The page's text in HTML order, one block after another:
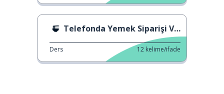
Telefonda Yemek Siparişi Verme
Ders 12 kelime/ifade